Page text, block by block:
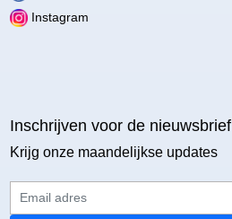
Instagram
Inschrijven voor de nieuwsbrief
Krijg onze maandelijkse updates